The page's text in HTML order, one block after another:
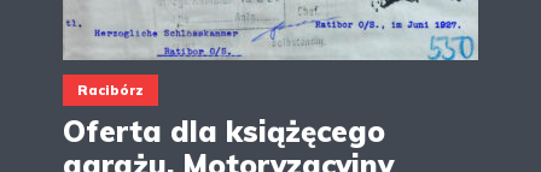
Racibórz
Oferta dla książęcego
garażu. Motoryzacyjny